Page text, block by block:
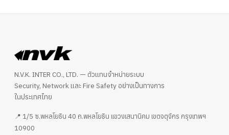
N.V.K. INTER CO., LTD. — ตัวแทนจำหน่ายระบบ
Security, Network และ Fire Safety อย่างเป็นทางการ
ในประเทศไทย
📍 1/5 ซ.พหลโยธิน 40 ถ.พหลโยธิน แขวงเสนานิคม เขตจตุจักร กรุงเทพฯ
10900